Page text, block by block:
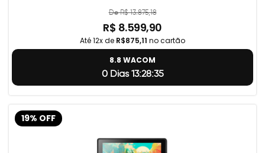
De R$ 13.875,18
R$ 8.599,90
Até 12x de R$875,11 no cartão
8.8 WACOM
0 Dias 13:28:34
19% OFF